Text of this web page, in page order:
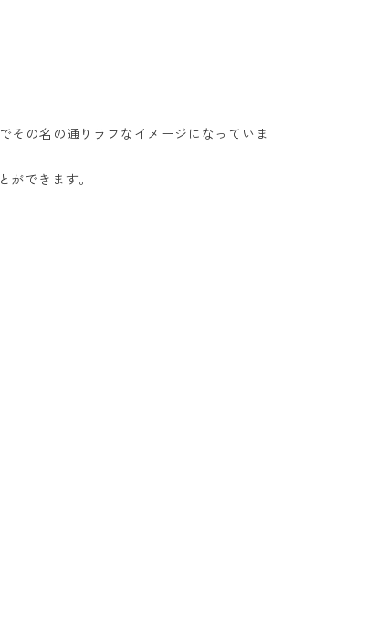
の名の通りラフなイメージになっていま
ができます。